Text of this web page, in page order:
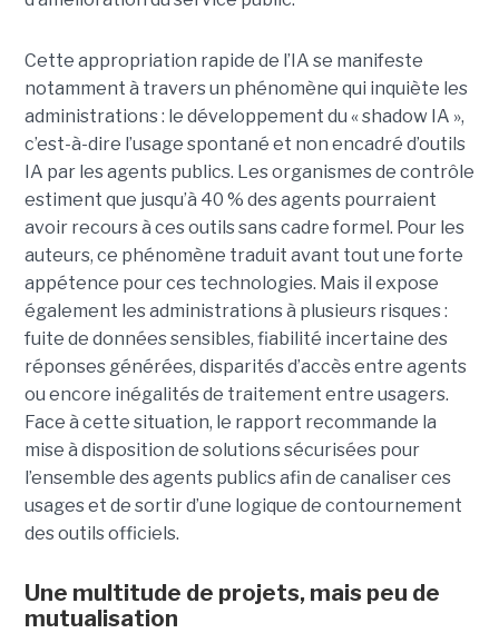
Cette appropriation rapide de l’IA se manifeste
notamment à travers un phénomène qui inquiète les
administrations : le développement du « shadow IA »,
c’est-à-dire l’usage spontané et non encadré d’outils
IA par les agents publics. Les organismes de contrôle
estiment que jusqu’à 40 % des agents pourraient
avoir recours à ces outils sans cadre formel. Pour les
auteurs, ce phénomène traduit avant tout une forte
appétence pour ces technologies. Mais il expose
également les administrations à plusieurs risques :
fuite de données sensibles, fiabilité incertaine des
réponses générées, disparités d’accès entre agents
ou encore inégalités de traitement entre usagers.
Face à cette situation, le rapport recommande la
mise à disposition de solutions sécurisées pour
l’ensemble des agents publics afin de canaliser ces
usages et de sortir d’une logique de contournement
des outils officiels.
Une multitude de projets, mais peu de
mutualisation